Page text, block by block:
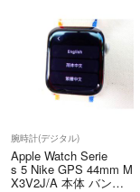
腕時計(デジタル)
Apple Watch Serie
s 5 Nike GPS 44mm M
X3V2J/A 本体 バンド